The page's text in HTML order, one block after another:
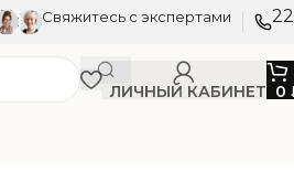
Свяжитесь с экспертами
ЛИЧНЫЙ КАБИНЕТ 0